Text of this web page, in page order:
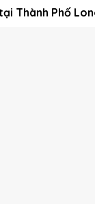
Thành Phố